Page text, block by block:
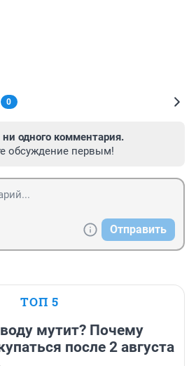
0
ни одного комментария.
обсуждение первым!
Отправить
ТОП 5
воду мутит? Почему
после 2 августа